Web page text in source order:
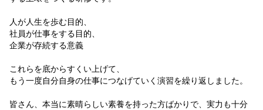
人が人生を歩む目的、
社員が仕事をする目的、
企業が存続する意義
これらを底からすくい上げて、
もう一度自分自身の仕事につなげていく演習を繰り返しました。
皆さん、本当に素晴らしい素養を持った方ばかりで、実力も十分